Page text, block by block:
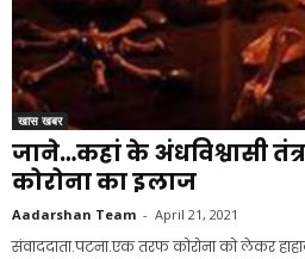
खास खबर
जाने…कहां के अंधविश्वासी
कोरोना का इलाज
Aadarshan Team - April 21, 2021
संवाददाता.पटना.एक तरफ कोरोना को लेकर